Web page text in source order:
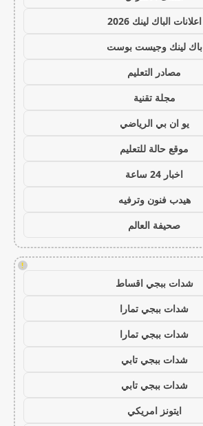
اعلانات الباك لينك 2026
باك لينك وجيست بوست
مصادر التعليم
مجلة تقنية
يو ان بي الرياضي
موقع حالة للتعليم
اخبار 24 ساعة
هيدب فنون وترفيه
صحيفة العالم
!
شدات ببجي اقساط
شدات ببجي تمارا
شدات ببجي تمارا
شدات ببجي تابي
شدات ببجي تابي
ايتونز امريكي